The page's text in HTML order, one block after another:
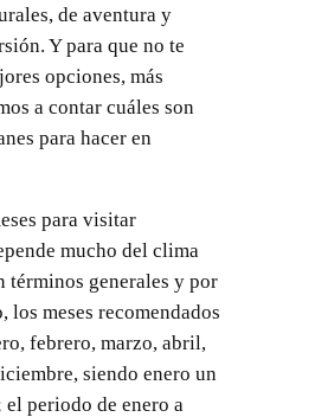
de aventura y
Y para que no te
opciones, más
a contar cuáles son
para hacer en
para visitar
mucho del clima
términos generales y por
los meses recomendados
febrero, marzo, abril,
siendo enero un
el periodo de enero a